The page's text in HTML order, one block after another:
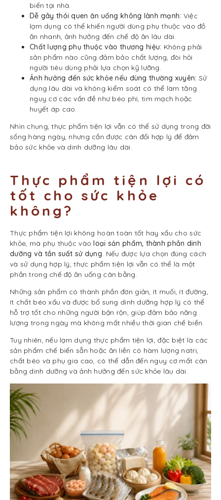
biến tại nhà.
Dễ gây thói quen ăn uống không lành mạnh: Việc
lạm dụng có thể khiến người dùng phụ thuộc vào đồ
ăn nhanh, ảnh hưởng đến chế độ ăn lâu dài.
Chất lượng phụ thuộc vào thương hiệu: Không phải
sản phẩm nào cũng đảm bảo chất lượng, đòi hỏi
người tiêu dùng phải lựa chọn kỹ lưỡng.
Ảnh hưởng đến sức khỏe nếu dùng thường xuyên: Sử
dụng lâu dài và không kiểm soát có thể làm tăng
nguy cơ các vấn đề như béo phì, tim mạch hoặc
huyết áp cao.
Nhìn chung, thực phẩm tiện lợi vẫn có thể sử dụng trong đời
sống hàng ngày, nhưng cần được cân đối hợp lý để đảm
bảo sức khỏe và dinh dưỡng lâu dài.
Thực phẩm tiện lợi có
tốt cho sức khỏe
không?
Thực phẩm tiện lợi không hoàn toàn tốt hay xấu cho sức
khỏe, mà phụ thuộc vàoloại sản phẩm, thành phần dinh
dưỡng và tần suất sử dụng. Nếu được lựa chọn đúng cách
và sử dụng hợp lý, thực phẩm tiện lợi vẫn có thể là một
phần trong chế độ ăn uống cân bằng.
Những sản phẩm có thành phần đơn giản, ít muối, ít đường,
ít chất béo xấu và được bổ sung dinh dưỡng hợp lý có thể
hỗ trợ tốt cho những người bận rộn, giúp đảm bảo năng
lượng trong ngày mà không mất nhiều thời gian chế biến.
Tuy nhiên, nếu lạm dụng thực phẩm tiện lợi, đặc biệt là các
sản phẩm chế biến sẵn hoặc ăn liền có hàm lượng natri,
chất béo và phụ gia cao, có thể dẫn đến nguy cơ mất cân
bằng dinh dưỡng và ảnh hưởng đến sức khỏe lâu dài.